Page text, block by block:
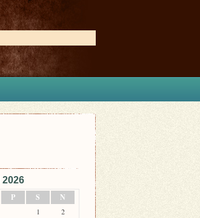
2026
P S N
1
2